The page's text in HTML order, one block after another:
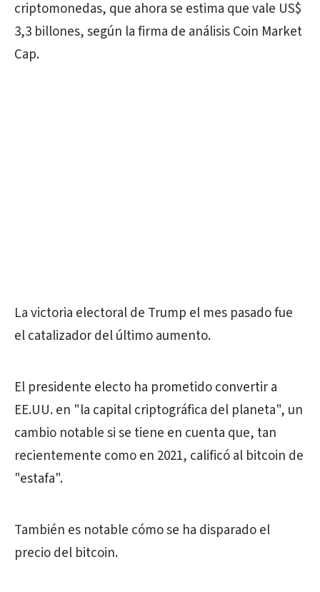
criptomonedas, que ahora se estima que vale US$
3,3 billones, según la firma de análisis Coin Market
Cap.
La victoria electoral de Trump el mes pasado fue
el catalizador del último aumento.
El presidente electo ha prometido convertir a
EE.UU. en "la capital criptográfica del planeta", un
cambio notable si se tiene en cuenta que, tan
recientemente como en 2021, calificó al bitcoin de
"estafa".
También es notable cómo se ha disparado el
precio del bitcoin.